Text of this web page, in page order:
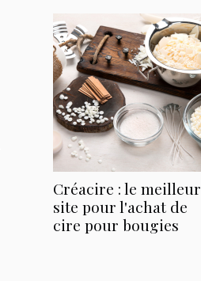
Créacire : le meilleur
site pour l'achat de
cire pour bougies